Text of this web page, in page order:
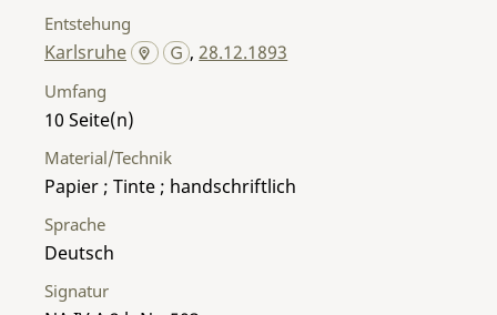
Entstehung
Karlsruhe ,28.12.1893
Umfang
10
Material/Technik
Papier ; Tinte ; handschriftlich
Sprache
Deutsch
Signatur